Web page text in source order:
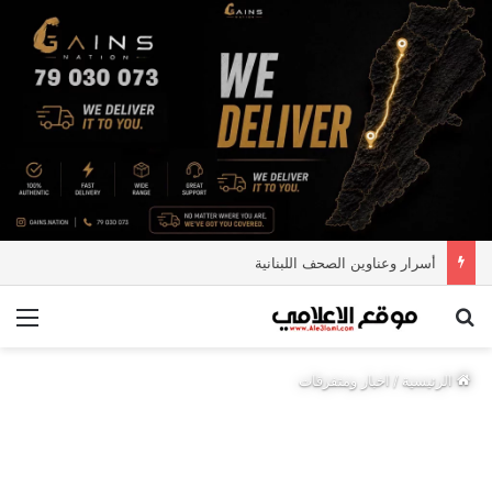
أسرار وعناوين الصحف اللبنانية
بحث عن
الرئيسية/ اخبار ومتفرقات